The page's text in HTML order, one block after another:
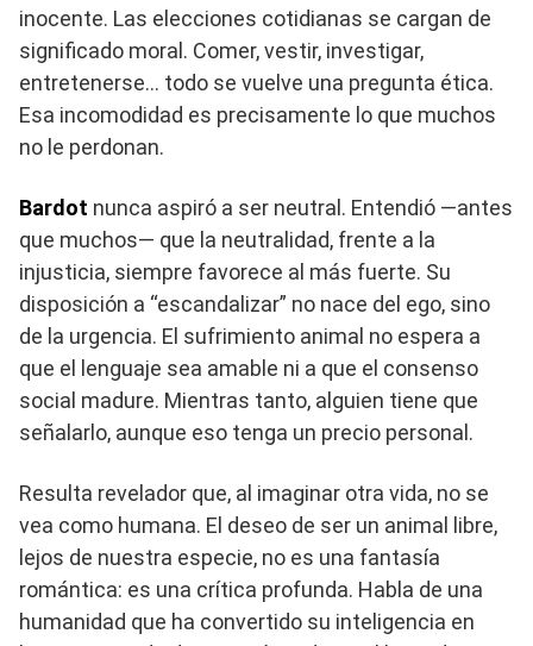
inocente. Las elecciones cotidianas se cargan de
significado moral. Comer, vestir, investigar,
entretenerse… todo se vuelve una pregunta ética.
Esa incomodidad es precisamente lo que muchos
no le perdonan.
Bardot nunca aspiró a ser neutral. Entendió —antes
que muchos— que la neutralidad, frente a la
injusticia, siempre favorece al más fuerte. Su
disposición a “escandalizar” no nace del ego, sino
de la urgencia. El sufrimiento animal no espera a
que el lenguaje sea amable ni a que el consenso
social madure. Mientras tanto, alguien tiene que
señalarlo, aunque eso tenga un precio personal.
Resulta revelador que, al imaginar otra vida, no se
vea como humana. El deseo de ser un animal libre,
lejos de nuestra especie, no es una fantasía
romántica: es una crítica profunda. Habla de una
humanidad que ha convertido su inteligencia en